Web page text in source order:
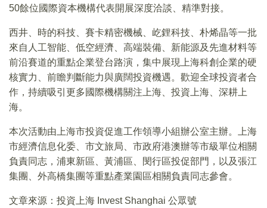
50餘位國際資本機構代表開展深度洽談、精準對接。
西井、時的科技、賽卡精密機械、屹鋰科技、朴烯晶等一批
來自人工智能、低空經濟、高端裝備、新能源及先進材料等
前沿賽道的重點企業登台路演，集中展現上海科創企業的硬
核實力、前瞻判斷能力與廣闊投資機遇。歡迎全球投資者合
作，持續吸引更多國際機構關注上海、投資上海、深耕上
海。
本次活動由上海市投資促進工作領導小組辦公室主辦。上海
市經濟信息化委、市文旅局、市政府港澳辦等市級單位相關
負責同志，浦東新區、黃浦區、閔行區投促部門，以及張江
集團、外高橋集團等重點產業園區相關負責同志參會。
文章來源：投資上海 Invest Shanghai 公眾號